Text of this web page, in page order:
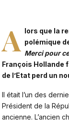
A lors que la
polémique
Merci pour
François Hollande
de l’Etat perd un
Il était l’un des
Président de la
ancienne. L’ancien